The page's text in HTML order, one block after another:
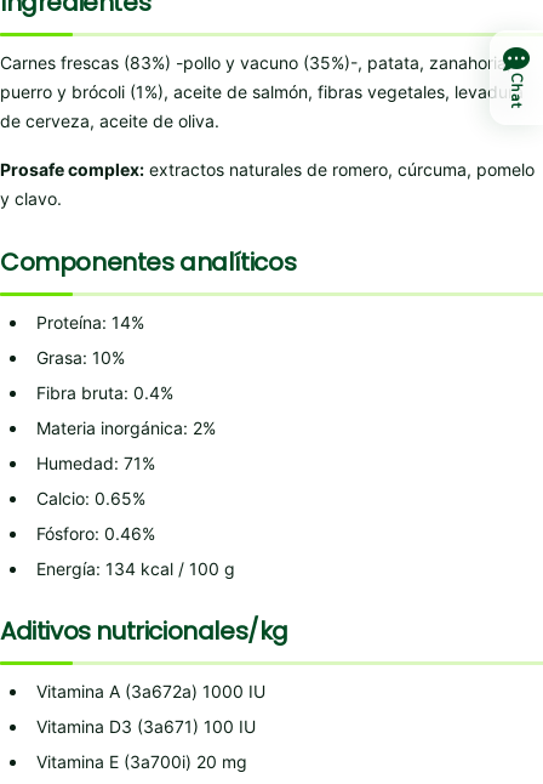
Carnes frescas (83%) -pollo y vacuno (35%)-, patata, zanahoria,
puerro y brócoli (1%), aceite de salmón, fibras vegetales, levadura
de cerveza, aceite de oliva.
Prosafe complex: extractos naturales de romero, cúrcuma, pomelo
y clavo.
Componentes analíticos
Proteína: 14%
Grasa: 10%
Fibra bruta: 0.4%
Materia inorgánica: 2%
Humedad: 71%
Calcio: 0.65%
Fósforo: 0.46%
Energía: 134 kcal / 100 g
Aditivos nutricionales/kg
Vitamina A (3a672a) 1000 IU
Vitamina D3 (3a671) 100 IU
Vitamina E (3a700i) 20 mg
Chat